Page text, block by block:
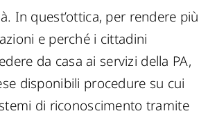
In quest’ottica, per rendere più
e perché i cittadini
da casa ai servizi della PA,
disponibili procedure su cui
di riconoscimento tramite